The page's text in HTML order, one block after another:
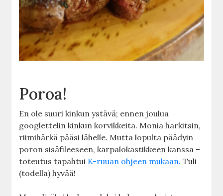
Poroa!
En ole suuri kinkun ystävä; ennen joulua
googlettelin kinkun korvikkeita. Monia harkitsin,
riimihärkä pääsi lähelle. Mutta lopulta päädyin
poron sisäfileeseen, karpalokastikkeen kanssa –
toteutus tapahtui K-ruuan ohjeen mukaan. Tuli
(todella) hyvää!